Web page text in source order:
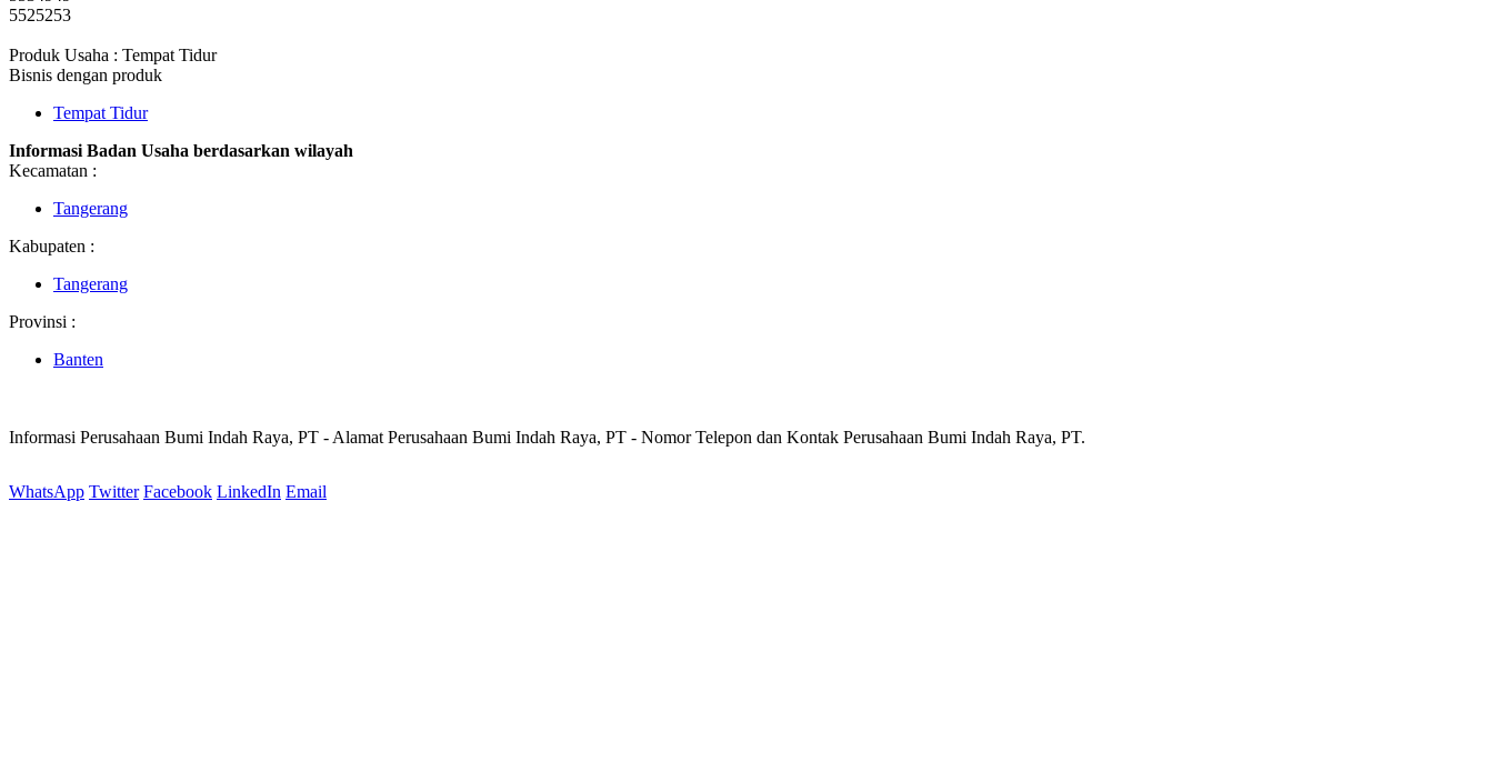
5525253
Produk Usaha : Tempat Tidur
Bisnis dengan produk
Tempat Tidur
Informasi Badan Usaha berdasarkan wilayah
Kecamatan :
Tangerang
Kabupaten :
Tangerang
Provinsi :
Banten
Informasi Perusahaan Bumi Indah Raya, PT - Alamat Perusahaan Bumi Indah Raya, PT - Nomor Telepon dan Kontak Perusahaan Bumi Indah Raya, PT.
WhatsApp Twitter Facebook LinkedIn Email